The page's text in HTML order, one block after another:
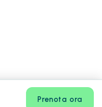
Prenota ora